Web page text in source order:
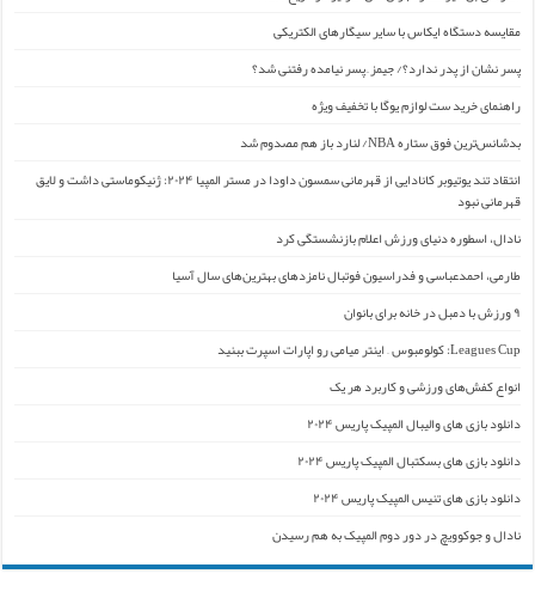
مقایسه دستگاه ایکاس با سایر سیگارهای الکتریکی
پسر نشان از پدر ندارد؟/ جیمز ِ پسر نیامده رفتنی شد؟
راهنمای خرید ست لوازم یوگا با تخفیف ویژه
بدشانس‌ترین فوق ستاره NBA/ لنارد باز هم مصدوم شد
انتقاد تند یوتیوبر کانادایی از قهرمانی سمسون داودا در مستر المپیا ۲۰۲۴: ژنیکوماستی داشت و لایق
قهرمانی نبود
نادال، اسطوره دنیای ورزش اعلام بازنشستگی کرد
طارمی، احمدعباسی و فدراسیون فوتبال نامزدهای بهترین‌های سال آسیا
۹ ورزش با دمبل در خانه برای بانوان
Leagues Cup: کولومبوس – اینتر میامی رو اپارات اسپرت ببنید
انواع کفش‌های ورزشی و کاربرد هر یک
دانلود بازی های والیبال المپیک پاریس ۲۰۲۴
دانلود بازی های بسکتبال المپیک پاریس ۲۰۲۴
دانلود بازی های تنیس المپیک پاریس ۲۰۲۴
نادال و جوکوویچ در دور دوم المپیک به هم رسیدن